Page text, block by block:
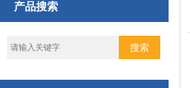
产品搜索